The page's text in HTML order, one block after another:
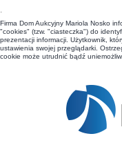
t
Firma Dom Aukcyjny Mariola Nosko
"cookies" (tzw. "ciasteczka") do
prezentacji informacji. Użytkownik,
ustawienia swojej przeglądarki.
cookie może utrudnić bądź